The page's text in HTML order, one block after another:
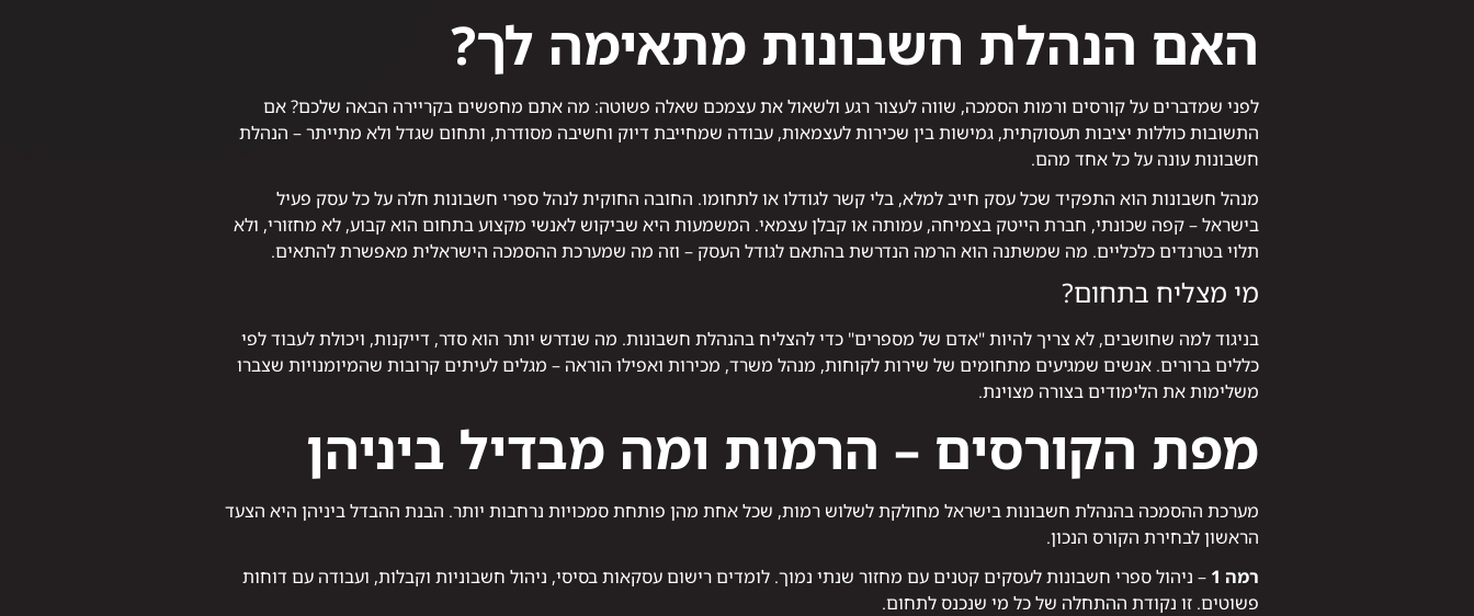
האם הנהלת חשבונות מתאימה לך?
לפני שמדברים על קורסים ורמות הסמכה, שווה לעצור רגע ולשאול את עצמכם שאלה פשוטה: מה אתם מחפשים בקריירה הבאה שלכם? אם
התשובות כוללות יציבות תעסוקתית, גמישות בין שכירות לעצמאות, עבודה שמחייבת דיוק וחשיבה מסודרת, ותחום שגדל ולא מתייתר – הנהלת
חשבונות עונה על כל אחד מהם.
מנהל חשבונות הוא התפקיד שכל עסק חייב למלא, בלי קשר לגודלו או לתחומו. החובה החוקית לנהל ספרי חשבונות חלה על כל עסק פעיל
בישראל – קפה שכונתי, חברת הייטק בצמיחה, עמותה או קבלן עצמאי. המשמעות היא שביקוש לאנשי מקצוע בתחום הוא קבוע, לא מחזורי, ולא
תלוי בטרנדים כלכליים. מה שמשתנה הוא הרמה הנדרשת בהתאם לגודל העסק – וזה מה שמערכת ההסמכה הישראלית מאפשרת להתאים.
מי מצליח בתחום?
בניגוד למה שחושבים, לא צריך להיות "אדם של מספרים" כדי להצליח בהנהלת חשבונות. מה שנדרש יותר הוא סדר, דייקנות, ויכולת לעבוד לפי
כללים ברורים. אנשים שמגיעים מתחומים של שירות לקוחות, מנהל משרד, מכירות ואפילו הוראה – מגלים לעיתים קרובות שהמיומנויות שצברו
משלימות את הלימודים בצורה מצוינת.
מפת הקורסים – הרמות ומה מבדיל ביניהן
מערכת ההסמכה בהנהלת חשבונות בישראל מחולקת לשלוש רמות, שכל אחת מהן פותחת סמכויות נרחבות יותר. הבנת ההבדל ביניהן היא הצעד
הראשון לבחירת הקורס הנכון.
רמה 1
– ניהול ספרי חשבונות לעסקים קטנים עם מחזור שנתי נמוך. לומדים רישום עסקאות בסיסי, ניהול חשבוניות וקבלות, ועבודה עם דוחות
פשוטים. זו נקודת ההתחלה של כל מי שנכנס לתחום.